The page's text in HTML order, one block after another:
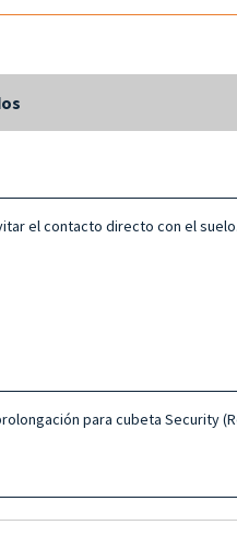
el contacto directo con el suelo.
para cubeta Security